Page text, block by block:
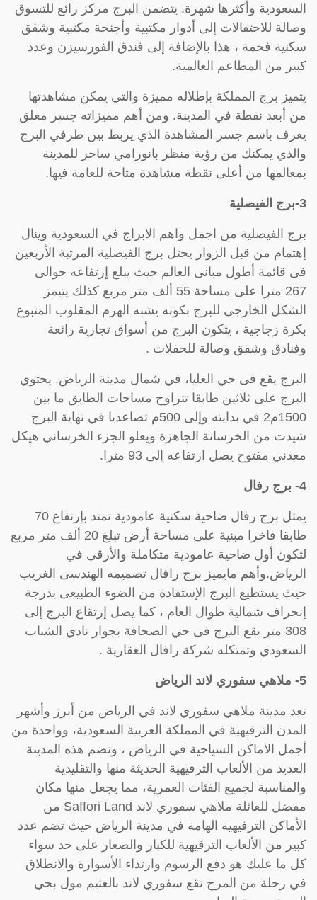
السعودية وأكثرها شهرة. يتضمن البرج مركز رائع للتسوق
وصالة للاحتفالات إلى أدوار مكتبية وأجنحة مكتبية وشقق
سكنية فخمة ، هذا بالإضافة إلى فندق الفورسيزن وعدد
كبير من المطاعم العالمية.
يتميز برج المملكة بإطلاله مميزة والتي يمكن مشاهدتها
من أبعد نقطة في المدينة. ومن أهم مميزاته جسر معلق
يعرف باسم جسر المشاهدة الذي يربط بين طرفي البرج
والذي يمكنك من رؤية منظر بانورامي ساحر للمدينة
بمعالمها من أعلى نقطة مشاهدة متاحة للعامة فيها.
3-برج الفيصلية
برج الفيصلية من اجمل واهم الابراج في السعودية وينال
إهتمام من قبل الزوار يحتل برج الفيصلية المرتبة الأربعين
فى قائمة أطول مبانى العالم حيث يبلغ إرتفاعه حوالى
267 مترا على مساحة 55 ألف متر مربع كذلك يتيمز
الشكل الخارجى للبرج بكونه يشبه الهرم المقلوب المتبوع
بكرة زجاجية ، يتكون البرج من أسواق تجارية رائعة
وفنادق وشقق وصالة للحفلات .
البرج يقع فى حي العليا، في شمال مدينة الرياض. يحتوي
البرج على ثلاثين طابقا تتراوح مساحات الطابق ما بين
1500م2 في بدايته وإلى 500م تصاعديا في نهاية البرج
شيدت من الخرسانة الجاهزة ويعلو الجزء الخرساني هيكل
معدني مفتوح يصل ارتفاعه إلى 93 مترا.
4- برج رفال
يمثل برج رفال ضاحية سكنية عامودية تمتد بإرتفاع 70
طابقا فاخرا مبنية على مساحة أرض تبلغ 20 ألف متر مربع
لتكون أول ضاحية عامودية متكاملة والأرقى في
الرياض.وأهم مايميز برج رافال تصميمه الهندسى الغريب
حيث يستطيع البرج الإستفادة من الضوء الطبيعى بدرجة
إنحراف شمالية طوال العام ، كما يصل إرتقاع البرج إلى
308 متر يقع البرج فى حي الصحافة بجوار نادي الشباب
السعودي وتمتكله شركة رافال العقارية .
5- ملاهي سفوري لاند الرياض
تعد مدينة ملاهي سفوري لاند في الرياض من أبرز وأشهر
المدن الترفيهية في المملكة العربية السعودية، وواحدة من
أجمل الاماكن السياحية في الرياض ، وتضم هذه المدينة
العديد من الألعاب الترفيهية الحديثة منها والتقليدية
والمناسبة لجميع الفئات العمرية، مما يجعل منها مكان
مفضل للعائلة ملاهي سفوري لاند Saffori Land من
الأماكن الترفيهية الهامة في مدينة الرياض حيث تضم عدد
كبير من الألعاب الترفيهية للكبار والصغار على حد سواء
كل ما عليك هو دفع الرسوم وارتداء الأسوارة والانطلاق
في رحلة من المرح تقع سفوري لاند بالعثيم مول بحي